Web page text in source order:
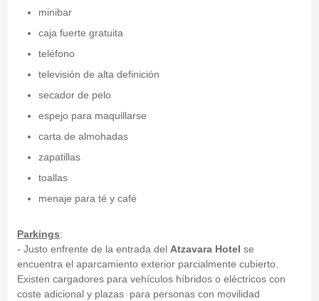
minibar
caja fuerte gratuita
teléfono
televisión de alta definición
secador de pelo
espejo para maquillarse
carta de almohadas
zapatillas
toallas
menaje para té y café
Parkings:
- Justo enfrente de la entrada del Atzavara Hotel se
encuentra el aparcamiento exterior parcialmente cubierto.
Existen cargadores para vehículos híbridos o eléctricos con
coste adicional y plazas para personas con movilidad